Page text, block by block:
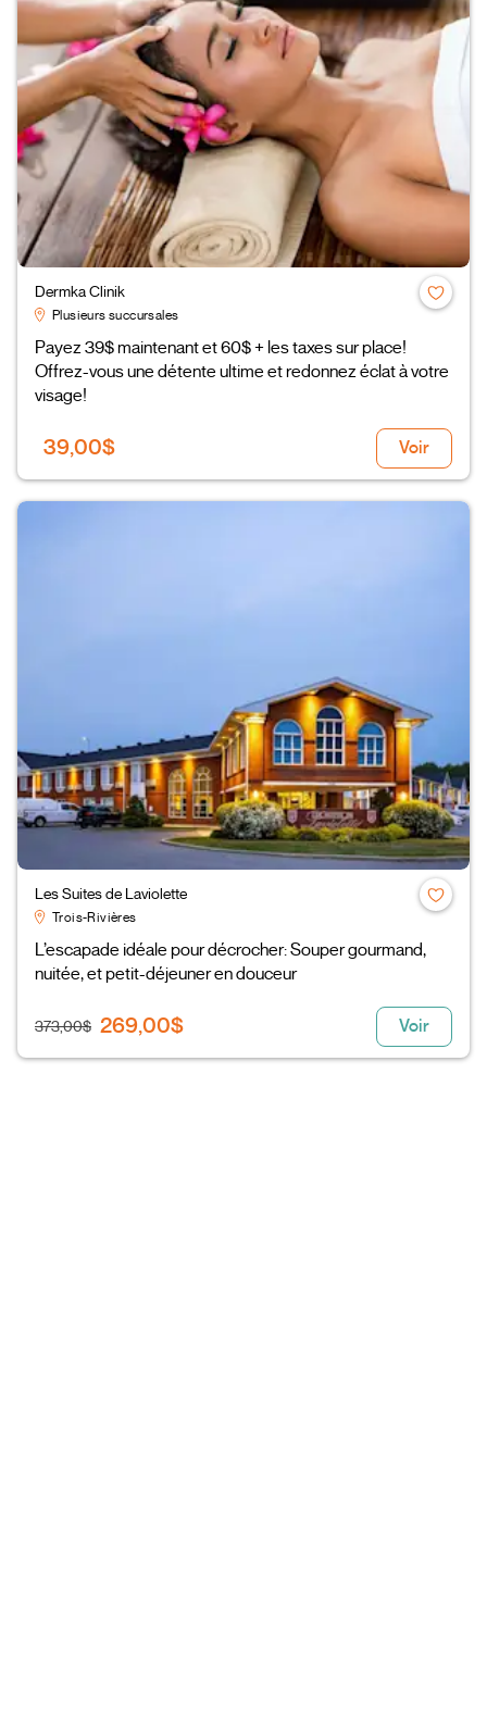
Dermka Clinik
Plusieurs succursales
Payez 39$ maintenant et 60$ + les taxes sur place!
Offrez-vous une détente ultime et redonnez éclat à votre
visage!
39,00$ Voir
Les Suites de Laviolette
Trois-Rivières
L’escapade idéale pour décrocher: Souper gourmand,
nuitée, et petit-déjeuner en douceur
373,00$ 269,00$ Voir